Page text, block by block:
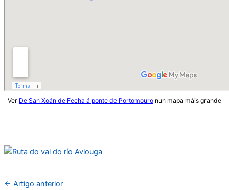
Ver De San Xoán de Fecha á ponte de Portomouro nun mapa máis grande
← Artigo anterior